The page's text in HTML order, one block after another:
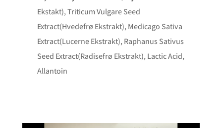
Ekstakt), Triticum Vulgare Seed
Extract(Hvedefrø Ekstrakt), Medicago Sativa
Extract(Lucerne Ekstrakt), Raphanus Sativus
Seed Extract(Radisefrø Ekstrakt), Lactic Acid,
Allantoin